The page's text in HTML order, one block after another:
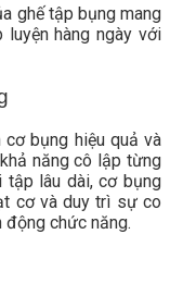
ghế tập bụng mang
hàng ngày với
bụng hiệu quả và
năng cô lập từng
tập lâu dài, cơ bụng
cơ và duy trì sự co
động chức năng.